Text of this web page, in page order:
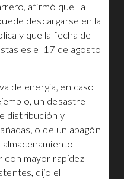
afirmó que la
descargarse en la
y que la fecha de
es el 17 de agosto
de energía, en caso
un desastre
distribución y
o de un apagón
almacenamiento
con mayor rapidez
dijo el